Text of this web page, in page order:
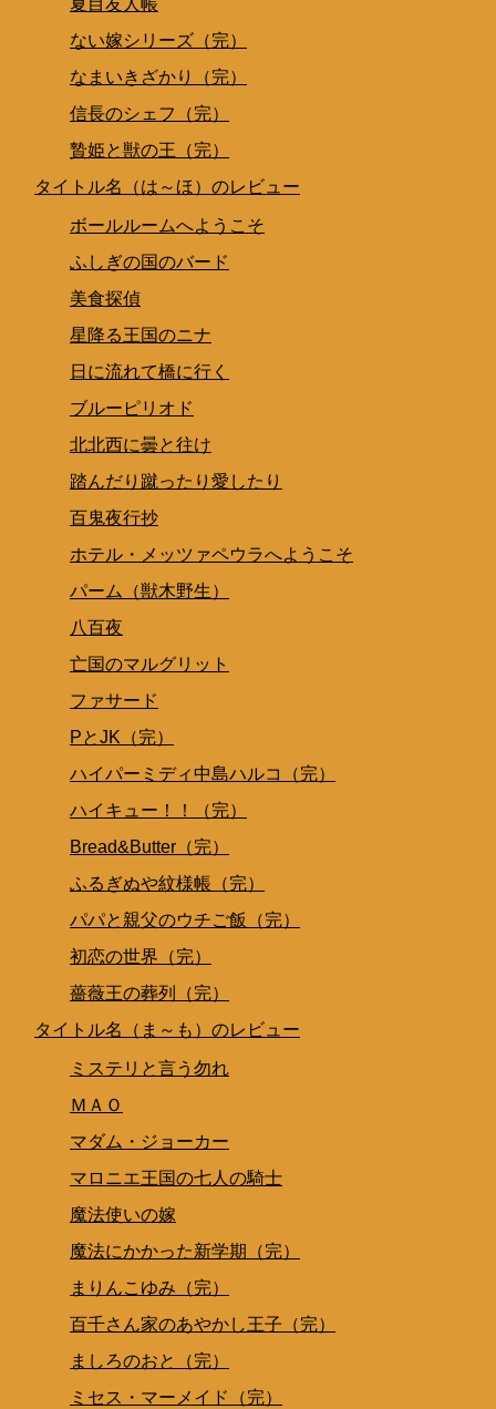
ない嫁シリーズ（完）
なまいきざかり（完）
信長のシェフ（完）
贄姫と獣の王（完）
タイトル名（は～ほ）のレビュー
ボールルームへようこそ
ふしぎの国のバード
美食探偵
星降る王国のニナ
日に流れて橋に行く
ブルーピリオド
北北西に曇と往け
踏んだり蹴ったり愛したり
百鬼夜行抄
ホテル・メッツァペウラへようこそ
パーム（獣木野生）
八百夜
亡国のマルグリット
ファサード
PとJK（完）
ハイパーミディ中島ハルコ（完）
ハイキュー！！（完）
Bread&Butter（完）
ふるぎぬや紋様帳（完）
パパと親父のウチご飯（完）
初恋の世界（完）
薔薇王の葬列（完）
タイトル名（ま～も）のレビュー
ミステリと言う勿れ
ＭＡＯ
マダム・ジョーカー
マロニエ王国の七人の騎士
魔法使いの嫁
魔法にかかった新学期（完）
まりんこゆみ（完）
百千さん家のあやかし王子（完）
ましろのおと（完）
ミセス・マーメイド（完）